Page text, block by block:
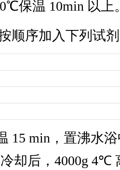
保温 10min 以上
顺序加入下列试剂
15 min，置沸水
却后，4000g 4℃